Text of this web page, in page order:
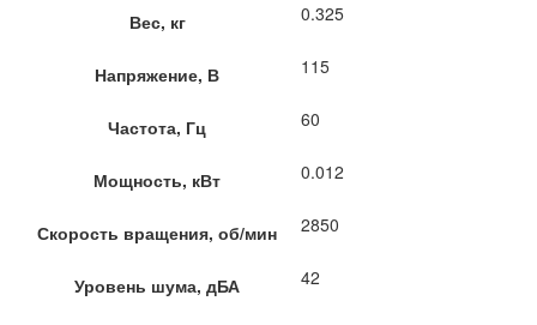
Вес, кг 0.325
Напряжение, В 115
Частота, Гц 60
Мощность, кВт 0.012
Скорость вращения, об/мин 2850
Уровень шума, дБА 42